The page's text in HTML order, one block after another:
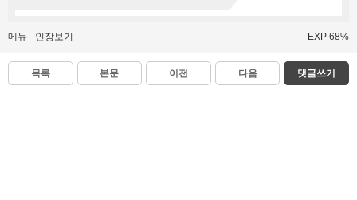
메뉴 인장보기 EXP 68%
목록 본문 이전 다음 댓글쓰기